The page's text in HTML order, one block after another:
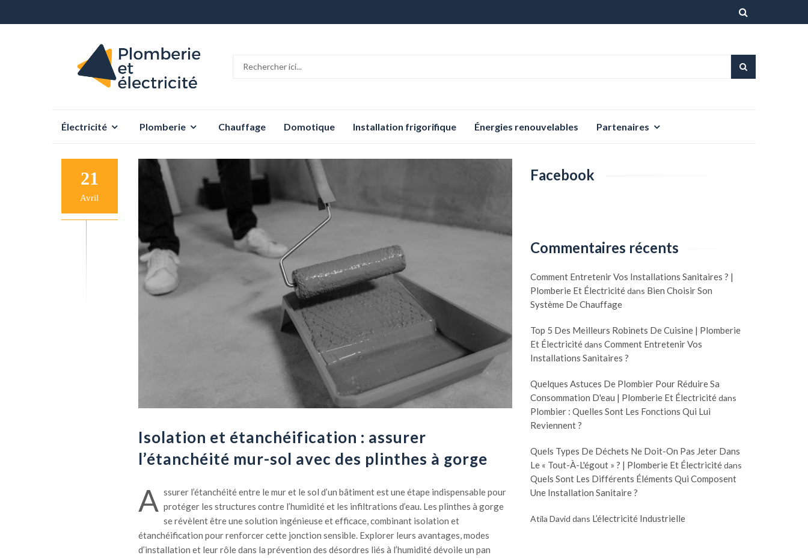
Aller
contenu
Électricité Plomberie Chauffage Domotique Installation frigorifique Énergies renouvelables Partenaires
21
Avril
Isolation et étanchéification : assurer
l’étanchéité mur-sol avec des plinthes à gorge
A ssurer l’étanchéité entre le mur et le sol d’un bâtiment est une étape indispensable pour
protéger les structures contre l’humidité et les infiltrations d’eau. Les plinthes à gorge
se révèlent être une solution ingénieuse et efficace, combinant isolation et
étanchéification pour renforcer cette jonction sensible. Explorer leurs avantages, modes
d’installation et leur rôle dans la prévention des désordres liés à l’humidité dévoile un pan
Facebook
Commentaires récents
Comment Entretenir Vos Installations Sanitaires ? |
Plomberie Et Électricitédans Bien Choisir Son
Système De Chauffage
Top 5 Des Meilleurs Robinets De Cuisine | Plomberie
Et Électricitédans Comment Entretenir Vos
Installations Sanitaires ?
Quelques Astuces De Plombier Pour Réduire Sa
Consommation D'eau | Plomberie Et Électricitédans
Plombier : Quelles Sont Les Fonctions Qui Lui
Reviennent ?
Quels Types De Déchets Ne Doit-On Pas Jeter Dans
Le « Tout-À-L'égout » ? | Plomberie Et Électricitédans
Quels Sont Les Différents Éléments Qui Composent
Une Installation Sanitaire ?
Atila David dans L’électricité Industrielle